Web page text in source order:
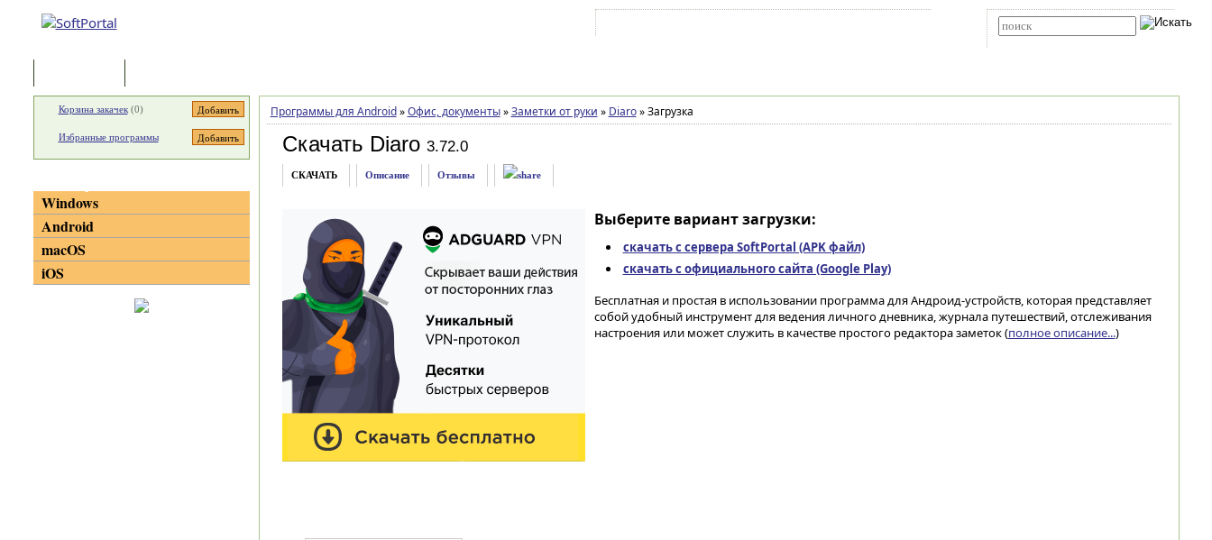
Программы для Android » Офис, документы » Заметки от руки » Diaro »Загрузка
Скачать Diaro 3.72.0
СКАЧАТЬ Описание Отзывы
Выберите вариант загрузки:
скачать с сервера SoftPortal (APK файл)
скачать с официального сайта (Google Play)
Бесплатная и простая в использовании программа для Андроид-устройств, которая представляет
собой удобный инструмент для ведения личного дневника, журнала путешествий, отслеживания
настроения или может служить в качестве простого редактора заметок (полное описание...)
Корзина закачек(0)
Избранные программы
Windows
Android
macOS
iOS